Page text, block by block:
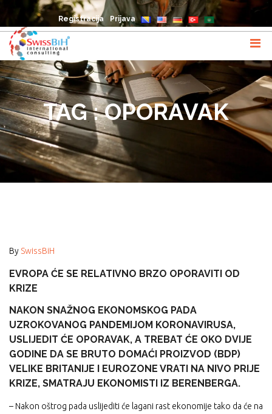
Registracija Prijava
TAG : OPORAVAK
By SwissBiH
EVROPA ĆE SE RELATIVNO BRZO OPORAVITI OD
KRIZE
NAKON SNAŽNOG EKONOMSKOG PADA
UZROKOVANOG PANDEMIJOM KORONAVIRUSA,
USLIJEDIT ĆE OPORAVAK, A TREBAT ĆE OKO DVIJE
GODINE DA SE BRUTO DOMAĆI PROIZVOD (BDP)
VELIKE BRITANIJE I EUROZONE VRATI NA NIVO PRIJE
KRIZE, SMATRAJU EKONOMISTI IZ BERENBERGA.
– Nakon oštrog pada uslijediti će lagani rast ekonomije tako da će na